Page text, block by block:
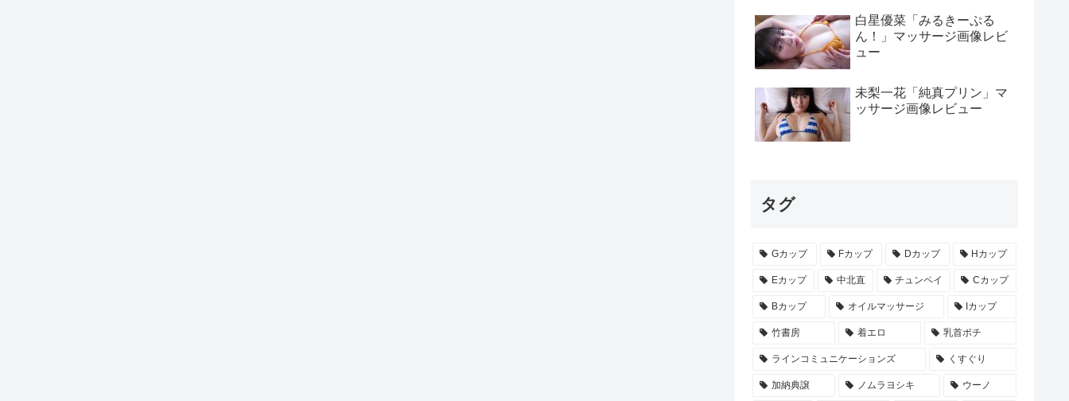
白星優菜「みるきーぷる
ん！」マッサージ画像レビ
ュー
未梨一花「純真プリン」マ
ッサージ画像レビュー
タグ
Gカップ Fカップ Dカップ Hカップ
Eカップ 中北直 チュンペイ Cカップ
Bカップ オイルマッサージ Iカップ
竹書房 着エロ 乳首ポチ
ラインコミュニケーションズ くすぐり
加納典譲 ノムラヨシキ ウーノ